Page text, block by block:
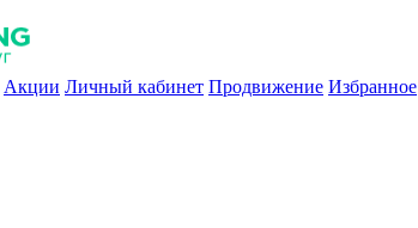
Акции Личный кабинет Продвижение Избранное